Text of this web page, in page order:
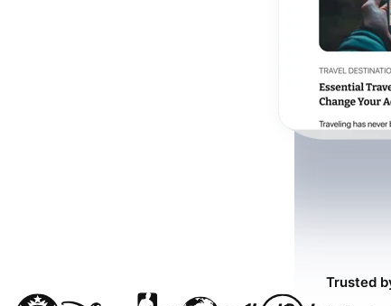
Trusted